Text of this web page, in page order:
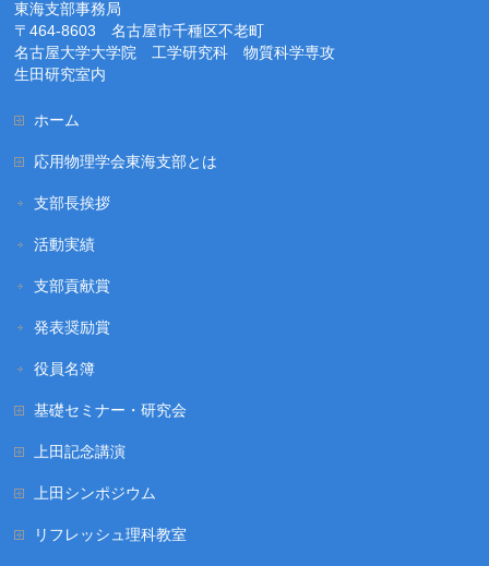
東海支部事務局
〒464-8603 名古屋市千種区不老町
名古屋大学大学院 工学研究科 物質科学専攻
生田研究室内
ホーム
応用物理学会東海支部とは
支部長挨拶
活動実績
支部貢献賞
発表奨励賞
役員名簿
基礎セミナー・研究会
上田記念講演
上田シンポジウム
リフレッシュ理科教室